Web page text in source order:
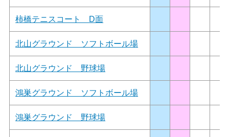
柿橋テニスコート D面
北山グラウンド ソフトボール場
北山グラウンド 野球場
鴻巣グラウンド ソフトボール場
鴻巣グラウンド 野球場